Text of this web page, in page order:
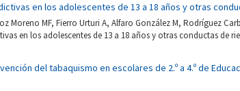
en los adolescentes de 13 a 18 años y otras
Moreno MF, Fierro Urturi A, Alfaro González M, Rodríguez
en los adolescentes de 13 a 18 años y otras conductas de
del tabaquismo en escolares de 2.º a 4.º de